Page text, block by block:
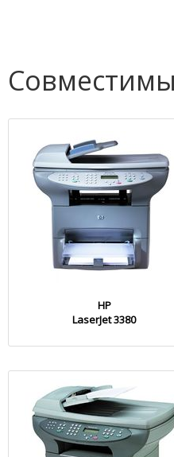
HP
LaserJet 3380